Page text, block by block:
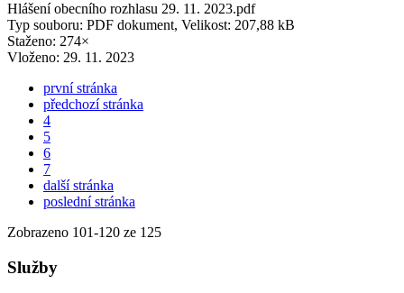
Hlášení obecního rozhlasu 29. 11. 2023.pdf
Typ souboru: PDF dokument, Velikost: 207,88 kB
Staženo: 274×
Vloženo: 29. 11. 2023
první stránka
předchozí stránka
4
5
6
7
další stránka
poslední stránka
Zobrazeno 101-120 ze 125
Služby